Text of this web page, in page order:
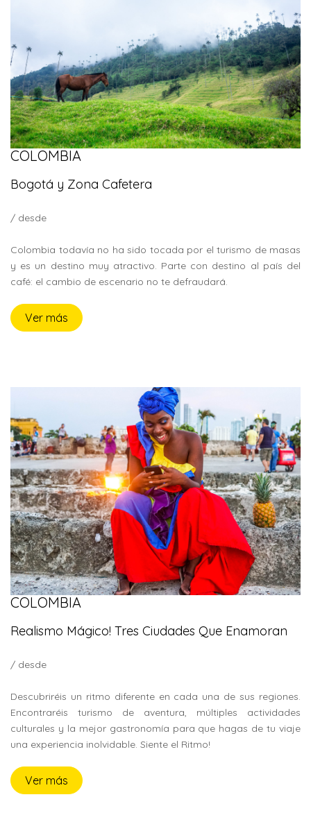
COLOMBIA
Bogotá y Zona Cafetera
/ desde
Colombia todavía no ha sido tocada por el turismo de masas
y es un destino muy atractivo. Parte con destino al país del
café: el cambio de escenario no te defraudará.
Ver más
COLOMBIA
Realismo Mágico! Tres Ciudades Que Enamoran
/ desde
Descubriréis un ritmo diferente en cada una de sus regiones.
Encontraréis turismo de aventura, múltiples actividades
culturales y la mejor gastronomía para que hagas de tu viaje
una experiencia inolvidable. Siente el Ritmo!
Ver más